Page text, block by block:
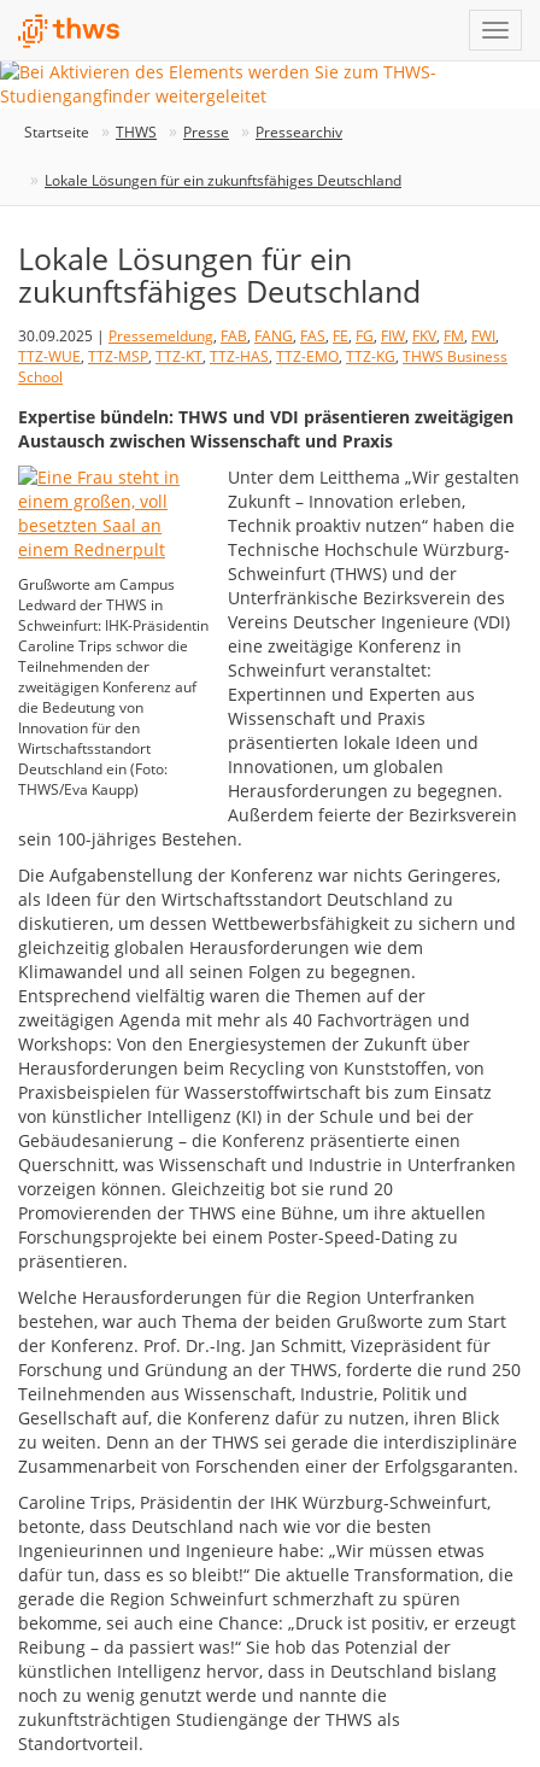
Startseite THWS Presse Pressearchiv
Lokale Lösungen für ein zukunftsfähiges Deutschland
Lokale Lösungen für ein
zukunftsfähiges Deutschland
30.09.2025 | Pressemeldung, FAB, FANG, FAS, FE, FG, FIW, FKV, FM, FWI,
TTZ-WUE, TTZ-MSP, TTZ-KT, TTZ-HAS, TTZ-EMO, TTZ-KG, THWS Business
School
Expertise bündeln: THWS und VDI präsentieren zweitägigen
Austausch zwischen Wissenschaft und Praxis
Grußworte am Campus
Ledward der THWS in
Schweinfurt: IHK-Präsidentin
Caroline Trips schwor die
Teilnehmenden der
zweitägigen Konferenz auf
die Bedeutung von
Innovation für den
Wirtschaftsstandort
Deutschland ein (Foto:
THWS/Eva Kaupp)
Unter dem Leitthema „Wir gestalten
Zukunft – Innovation erleben,
Technik proaktiv nutzen“ haben die
Technische Hochschule Würzburg-
Schweinfurt (THWS) und der
Unterfränkische Bezirksverein des
Vereins Deutscher Ingenieure (VDI)
eine zweitägige Konferenz in
Schweinfurt veranstaltet:
Expertinnen und Experten aus
Wissenschaft und Praxis
präsentierten lokale Ideen und
Innovationen, um globalen
Herausforderungen zu begegnen.
Außerdem feierte der Bezirksverein
sein 100-jähriges Bestehen.
Die Aufgabenstellung der Konferenz war nichts Geringeres,
als Ideen für den Wirtschaftsstandort Deutschland zu
diskutieren, um dessen Wettbewerbsfähigkeit zu sichern und
gleichzeitig globalen Herausforderungen wie dem
Klimawandel und all seinen Folgen zu begegnen.
Entsprechend vielfältig waren die Themen auf der
zweitägigen Agenda mit mehr als 40 Fachvorträgen und
Workshops: Von den Energiesystemen der Zukunft über
Herausforderungen beim Recycling von Kunststoffen, von
Praxisbeispielen für Wasserstoffwirtschaft bis zum Einsatz
von künstlicher Intelligenz (KI) in der Schule und bei der
Gebäudesanierung – die Konferenz präsentierte einen
Querschnitt, was Wissenschaft und Industrie in Unterfranken
vorzeigen können. Gleichzeitig bot sie rund 20
Promovierenden der THWS eine Bühne, um ihre aktuellen
Forschungsprojekte bei einem Poster-Speed-Dating zu
präsentieren.
Welche Herausforderungen für die Region Unterfranken
bestehen, war auch Thema der beiden Grußworte zum Start
der Konferenz. Prof. Dr.-Ing. Jan Schmitt, Vizepräsident für
Forschung und Gründung an der THWS, forderte die rund 250
Teilnehmenden aus Wissenschaft, Industrie, Politik und
Gesellschaft auf, die Konferenz dafür zu nutzen, ihren Blick
zu weiten. Denn an der THWS sei gerade die interdisziplinäre
Zusammenarbeit von Forschenden einer der Erfolgsgaranten.
Caroline Trips, Präsidentin der IHK Würzburg-Schweinfurt,
betonte, dass Deutschland nach wie vor die besten
Ingenieurinnen und Ingenieure habe: „Wir müssen etwas
dafür tun, dass es so bleibt!“ Die aktuelle Transformation, die
gerade die Region Schweinfurt schmerzhaft zu spüren
bekomme, sei auch eine Chance: „Druck ist positiv, er erzeugt
Reibung – da passiert was!“ Sie hob das Potenzial der
künstlichen Intelligenz hervor, dass in Deutschland bislang
noch zu wenig genutzt werde und nannte die
zukunftsträchtigen Studiengänge der THWS als
Standortvorteil.